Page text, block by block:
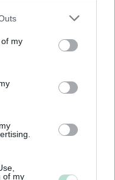
one or more Google
You may click to
its third-party tags to
in below Google
my
of my